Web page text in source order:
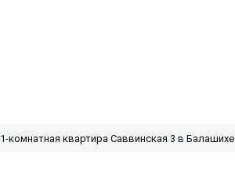
1-комнатная квартира Саввинская 3 в Балашихе